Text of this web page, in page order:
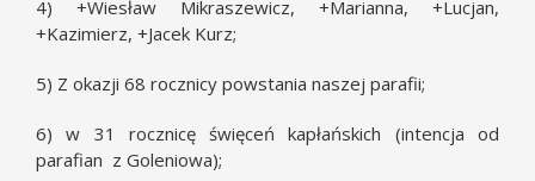
4) +Wiesław Mikraszewicz, +Marianna, +Lucjan,
+Kazimierz, +Jacek Kurz;
5) Z okazji 68 rocznicy powstania naszej parafii;
6) w 31 rocznicę święceń kapłańskich (intencja od
parafian z Goleniowa);